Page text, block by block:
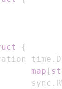
{
time
.
map [
sync
.